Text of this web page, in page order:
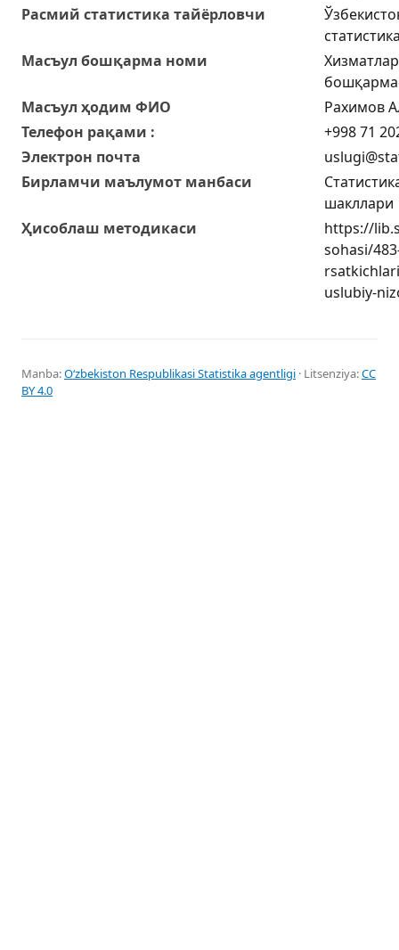
Расмий статистика тайёрловчи
Масъул бошқарма номи
Масъул ҳодим ФИО
Рахимов
Телефон рақами :
+998 71
Электрон почта
Бирламчи маълумот манбаси
шакллари
Ҳисоблаш методикаси
https://
sohasi/
uslubiy-
Manba:Oʻzbekiston Respublikasi Statistika agentligi · Litsenziya:CC
BY 4.0